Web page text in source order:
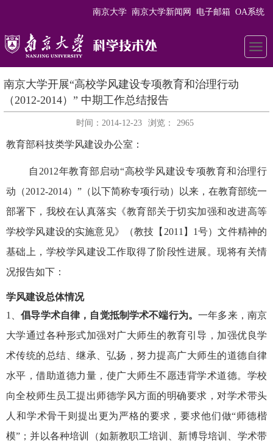
南京大学 南京大学新闻网 电子邮箱 OA系统
南京大学开展“高校学风建设专项教育和治理行动
（2012-2014）” 中期工作总结报告
时间：2014-12-23 浏览： 2965
教育部科技类学风建设办公室：
自2012年教育部启动“高校学风建设专项教育和治理行
动（2012-2014）”（以下简称专项行动）以来，在教育部统一
部署下，我校在认真落实《教育部关于切实加强和改进高等
学校学风建设的实施意见》（教技【2011】1号）文件精神的
基础上，学校学风建设工作取得了阶段性进展。现将有关情
况报告如下：
学风建设总体情况
1、倡导学术自律，自觉抵制学术不端行为。一年多来，南京
大学通过各种形式加强对广大师生的教育引导，加强优良学
术传统的总结、继承、弘扬，努力提高广大师生的道德自律
水平，借助道德力量，使广大师生不愿违背学术道德。学校
向全校师生员工提出师德学风方面的明确要求，对学术带头
人和学术骨干则提出更为严格的要求，要求他们做“师德楷
模”；并以各种培训（如新教职工培训、新博导培训、学术带